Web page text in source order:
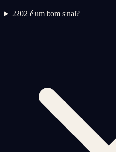
2202 é um bom sinal?